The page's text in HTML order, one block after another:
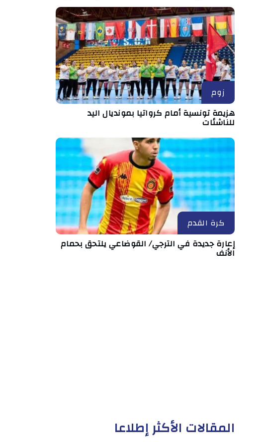
زوم
هزيمة تونسية أمام كرواتيا بمونديال اليد
للناشئات
كرة القدم
إعارة جديدة في الترجي/ القوضاعي يلتحق بحمام
الأنف
المقالات الأكثر إطلاعا